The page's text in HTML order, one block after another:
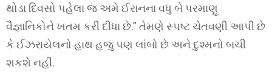
થોડા દિવસો પહેલા જ અમે ઈરાનના વધુ બે પરમાણુ
વૈજ્ઞાનિકોને ખતમ કરી દીધા છે.” તેમણે સ્પષ્ટ ચેતવણી આપી છે
કે ઈઝરાયેલનો હાથ હજુ પણ લાંબો છે અને દુશ્મનો બચી
શકશે નહીં.